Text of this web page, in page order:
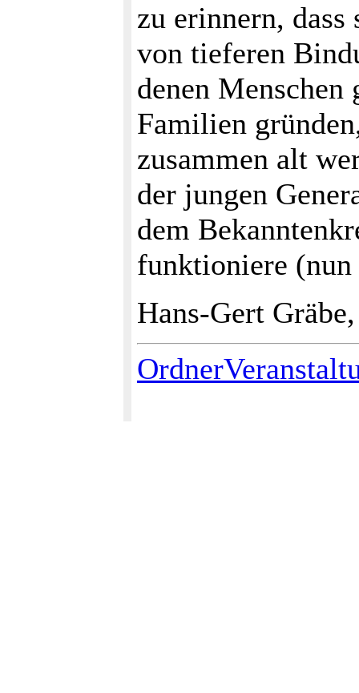
zu erinnern,
von tieferen
denen Menschen
Familien
zusammen alt
der jungen
dem
funktioniere (nun
Hans-Gert